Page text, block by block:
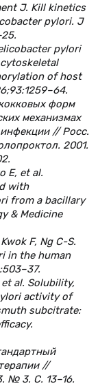
J. Kill kinetics
pylori. J
pylori
of host
форм
механизмах
// Росс.
2001.
E, et al.
with
from a bacillary
& Medicine
F, Ng C-S.
in the human
et al. Solubility,
activity of
subcitrate:
//
№ 3. С. 13–16.